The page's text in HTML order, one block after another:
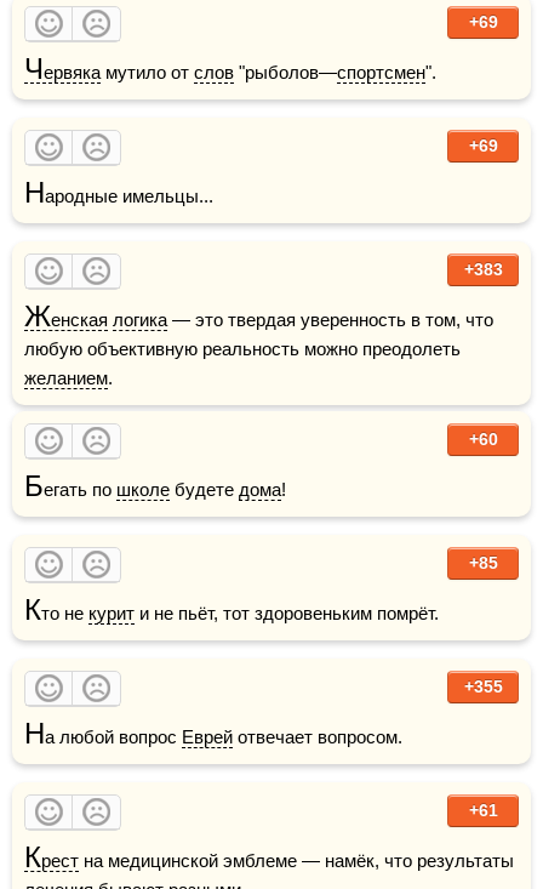
+69
Червяка мутило от слов "рыболов—спортсмен".
+69
Народные имельцы...
+383
Женская логика — это твердая уверенность в том, что
желанием.
+60
Бегать по школе будете дома!
+85
Кто не курит и не пьёт, тот здоровеньким помрёт.
+355
На любой вопрос Еврей отвечает вопросом.
+61
Крест